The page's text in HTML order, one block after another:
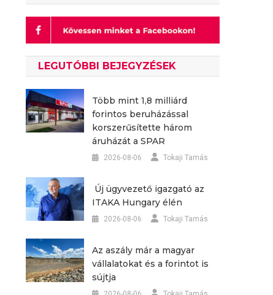
LEGUTÓBBI BEJEGYZÉSEK
Több mint 1,8 milliárd
forintos beruházással
korszerűsítette három
áruházát a SPAR
2026-08-06 Tokaji Tamás
Új ügyvezető igazgató az
ITAKA Hungary élén
2026-08-06 Tokaji Tamás
Az aszály már a magyar
vállalatokat és a forintot is
sújtja